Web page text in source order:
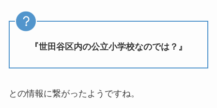
『世田谷区内の公立小学校なのでは？』
との情報に繋がったようですね。